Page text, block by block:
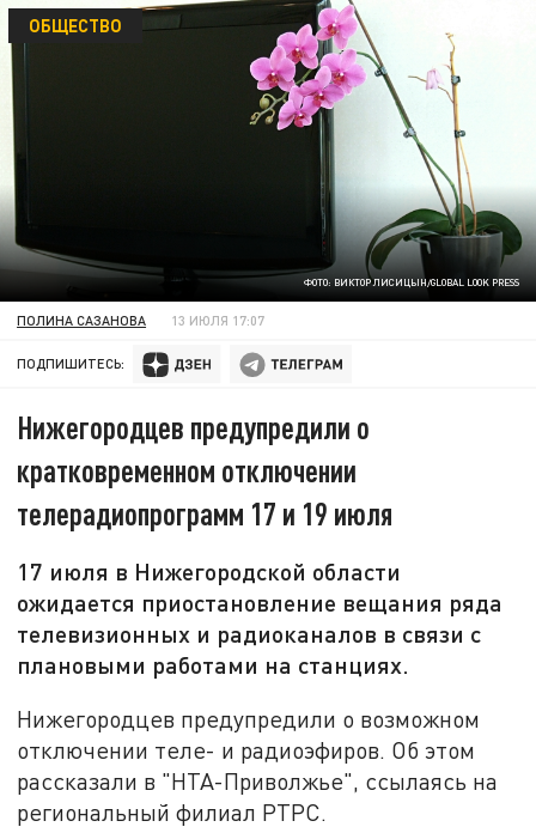
ФОТО: ВИКТОР ЛИСИЦЫН/GLOBAL LOOK PRESS
ОБЩЕСТВО
ПОЛИНА САЗАНОВА 13 ИЮЛЯ 17:07
ПОДПИШИТЕСЬ:
Нижегородцев предупредили о
кратковременном отключении
телерадиопрограмм 17 и 19 июля
17 июля в Нижегородской области
ожидается приостановление вещания ряда
телевизионных и радиоканалов в связи с
плановыми работами на станциях.
Нижегородцев предупредили о возможном
отключении теле- и радиоэфиров. Об этом
рассказали в "НТА-Приволжье", ссылаясь на
региональный филиал РТРС.